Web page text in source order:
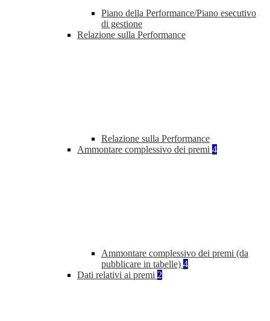
Piano della Performance/Piano esecutivo
di gestione
Relazione sulla Performance
Relazione sulla Performance
Ammontare complessivo dei premi 4
Ammontare complessivo dei premi (da
pubblicare in tabelle) 4
Dati relativi ai premi 2